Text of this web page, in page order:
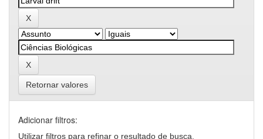
Retornar valores
Adicionar filtros:
Utilizar filtros para refinar o resultado de busca.